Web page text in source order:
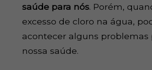
saúde para nós. Porém,
excesso de cloro na água,
acontecer alguns problemas
nossa saúde.